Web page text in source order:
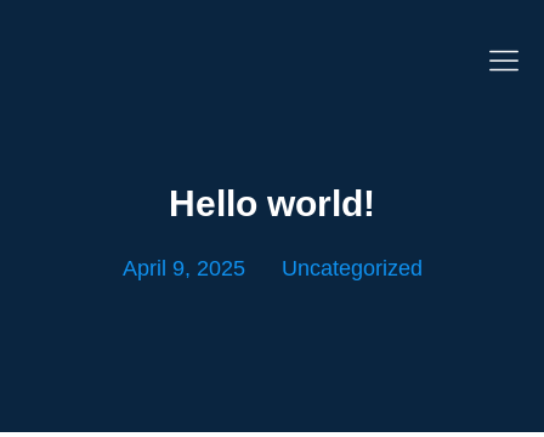
Hello world!
April 9, 2025 Uncategorized